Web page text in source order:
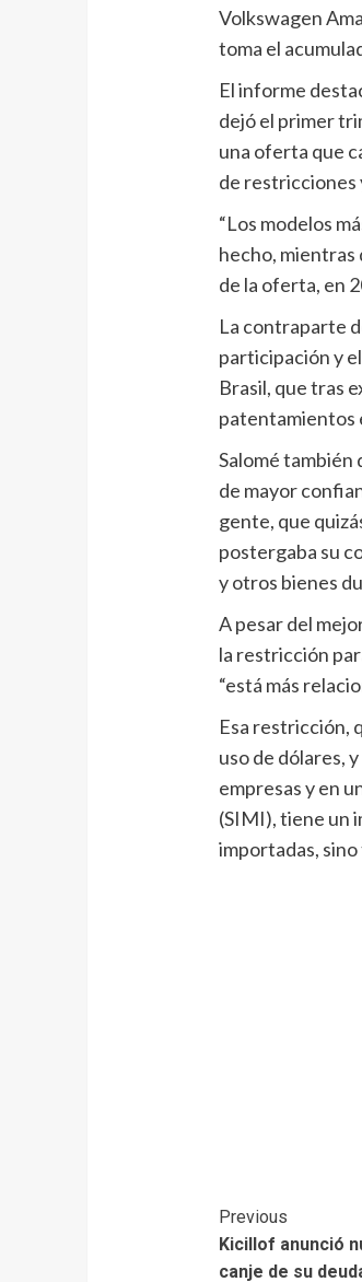
Volkswagen
toma el
El informe
dejó el primer
una oferta que
de restricciones
“Los modelos
hecho, mientras
de la oferta, en
La contraparte
participación y
Brasil, que tras
patentamientos
Salomé también
de mayor
gente, que
postergaba su
y otros bienes
A pesar del
la restricción
“está más
Esa restricción,
uso de dólares,
empresas y en
(SIMI), tiene un
importadas, sino
Previous
Kicillof anunció
canje de su